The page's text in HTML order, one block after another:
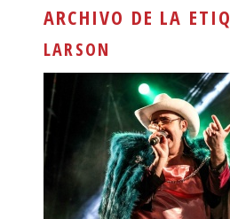
ARCHIVO DE LA
LARSON